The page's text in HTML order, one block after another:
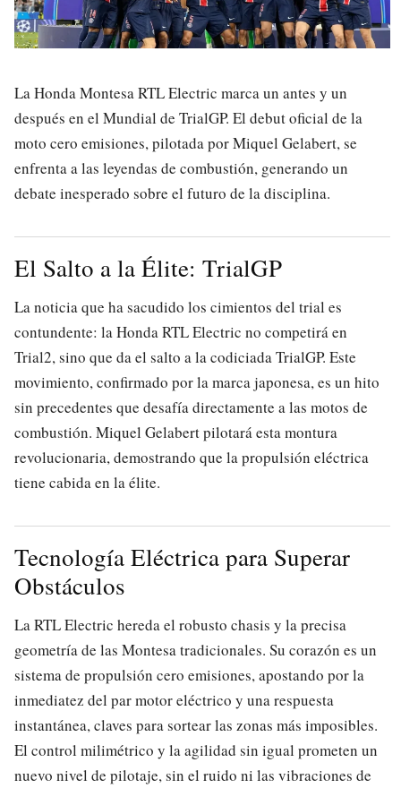
La Honda Montesa RTL Electric marca un antes y un
después en el Mundial de TrialGP. El debut oficial de la
moto cero emisiones, pilotada por Miquel Gelabert, se
enfrenta a las leyendas de combustión, generando un
debate inesperado sobre el futuro de la disciplina.
El Salto a la Élite: TrialGP
La noticia que ha sacudido los cimientos del trial es
contundente: la Honda RTL Electric no competirá en
Trial2, sino que da el salto a la codiciada TrialGP. Este
movimiento, confirmado por la marca japonesa, es un hito
sin precedentes que desafía directamente a las motos de
combustión. Miquel Gelabert pilotará esta montura
revolucionaria, demostrando que la propulsión eléctrica
tiene cabida en la élite.
Tecnología Eléctrica para Superar
Obstáculos
La RTL Electric hereda el robusto chasis y la precisa
geometría de las Montesa tradicionales. Su corazón es un
sistema de propulsión cero emisiones, apostando por la
inmediatez del par motor eléctrico y una respuesta
instantánea, claves para sortear las zonas más imposibles.
El control milimétrico y la agilidad sin igual prometen un
nuevo nivel de pilotaje, sin el ruido ni las vibraciones de